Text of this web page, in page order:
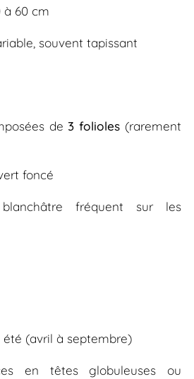
à 60 cm
souvent tapissant
de3 folioles (rarement
foncé
blanchâtre fréquent sur les
été (avril à septembre)
en têtes globuleuses ou